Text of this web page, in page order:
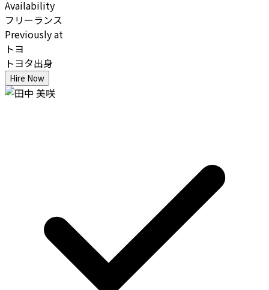
Availability
フリーランス
Previously at
トヨ
トヨタ出身
Hire Now